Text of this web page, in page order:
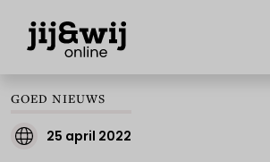
GOED NIEUWS
25 april 2022